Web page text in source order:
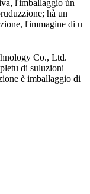
l'imballaggio ùn
hà un
l'immagine di u
Co., Ltd.
di suluzioni
è imballaggio di